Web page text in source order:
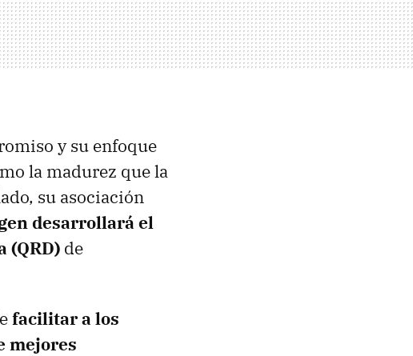
y su enfoque
la madurez que la
su asociación
desarrollará el
(QRD) de
facilitar a los
mejores